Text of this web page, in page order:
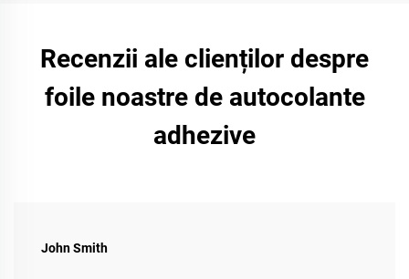
Recenzii ale clienților despre
foile noastre de autocolante
adhezive
John Smith